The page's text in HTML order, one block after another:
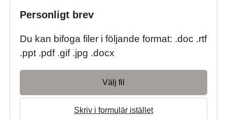
Personligt brev
Du kan bifoga filer i följande format: .doc .rtf
.ppt .pdf .gif .jpg .docx
Välj fil
Skriv i formulär istället